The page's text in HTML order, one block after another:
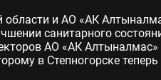
и АО «АК
санитарного
АО «АК
в Степногорске